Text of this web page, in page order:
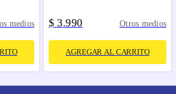
medios $ 3.990 Otros medios
AGREGAR AL CARRITO